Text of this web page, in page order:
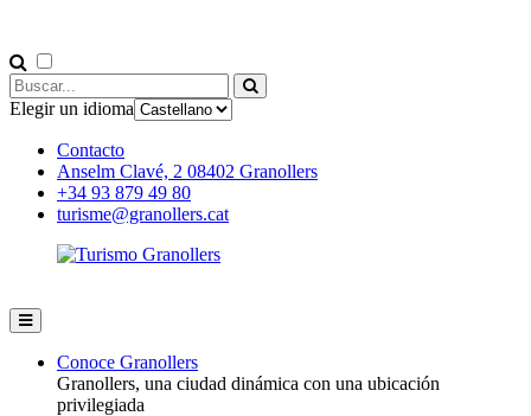
Elegir un idioma
Contacto
Anselm Clavé, 2 08402 Granollers
+34 93 879 49 80
turisme@granollers.cat
Conoce Granollers
Granollers, una ciudad dinámica con una ubicación
privilegiada